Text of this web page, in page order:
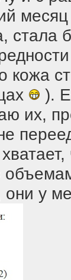
стала
кожа
).
их,
они у